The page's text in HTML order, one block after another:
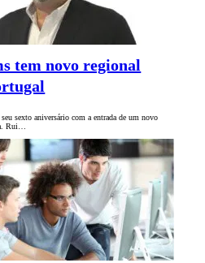
tem novo regional
sexto aniversário com a entrada de um novo
Rui…